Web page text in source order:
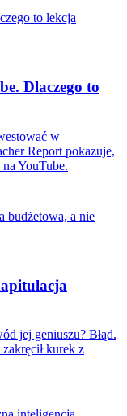
Dlaczego to
w
Report pokazuje,
YouTube.
jej geniuszu? Błąd.
kurek z